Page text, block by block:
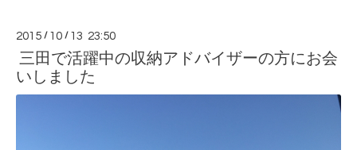
2015 / 10 / 13 23:50
三田で活躍中の収納アドバイザーの方にお会
いしました